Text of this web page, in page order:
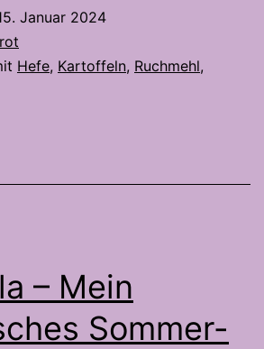
Januar 2024
Hefe, Kartoffeln, Ruchmehl,
– Mein
Sommer-